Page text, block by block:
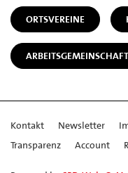
ORTSVEREINE
Kontakt Newsletter
Transparenz
Account